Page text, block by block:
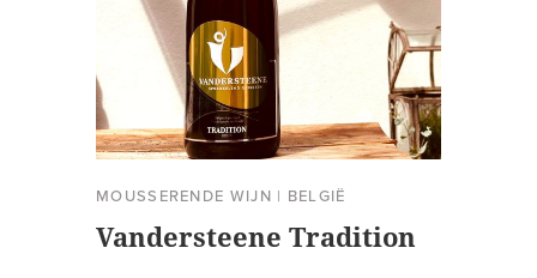
MOUSSERENDE WIJN | BELGIË
Vandersteene Tradition